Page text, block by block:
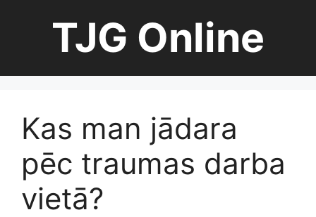
TJG Online
Kas man jādara
pēc traumas darba
vietā?